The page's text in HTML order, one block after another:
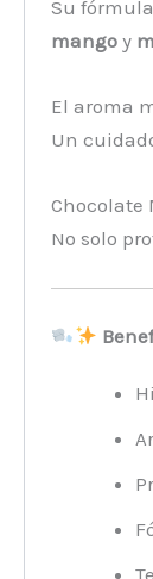
Su
mango y
El aroma
Un
Chocolate
No solo